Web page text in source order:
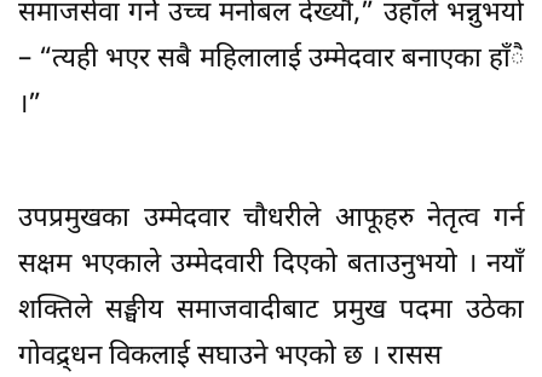
समाजसेवा गर्ने उच्च मनोबल देख्यौं,” उहाँले भन्नुभयो
– “त्यही भएर सबै महिलालाई उम्मेदवार बनाएका हाँै
।”
उपप्रमुखका उम्मेदवार चौधरीले आफूहरु नेतृत्व गर्न
सक्षम भएकाले उम्मेदवारी दिएको बताउनुभयो । नयाँ
शक्तिले सङ्घीय समाजवादीबाट प्रमुख पदमा उठेका
गोवद्र्धन विकलाई सघाउने भएको छ । रासस